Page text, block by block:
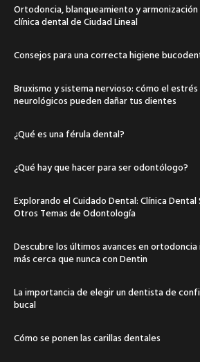
Ortodoncia, blanqueamiento y armonización
clínica dental de Ciudad Lineal
Consejos para una correcta higiene
Bruxismo y sistema nervioso: cómo el
neurológicos pueden dañar tus dientes
¿Qué es una férula dental?
¿Qué hay que hacer para ser odontólogo?
Explorando el Cuidado Dental: Clínica Dental
Otros Temas de Odontología
Descubre los últimos avances en ortodoncia
más cerca que nunca con Dentin
La importancia de elegir un dentista de
bucal
Cómo se ponen las carillas dentales